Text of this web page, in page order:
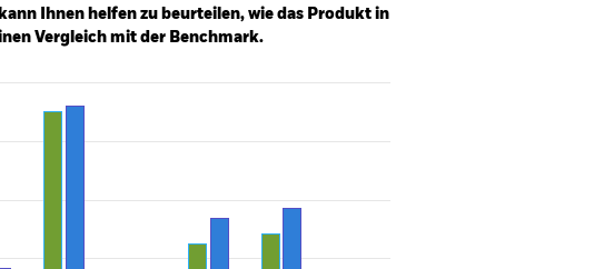
Ihnen helfen zu beurteilen, wie das Produkt in
Vergleich mit der Benchmark.